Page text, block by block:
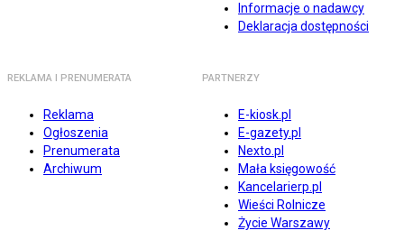
Informacje o nadawcy
Deklaracja dostępności
REKLAMA I PRENUMERATA
Reklama
Ogłoszenia
Prenumerata
Archiwum
PARTNERZY
E-kiosk.pl
E-gazety.pl
Nexto.pl
Mała księgowość
Kancelarierp.pl
Wieści Rolnicze
Życie Warszawy